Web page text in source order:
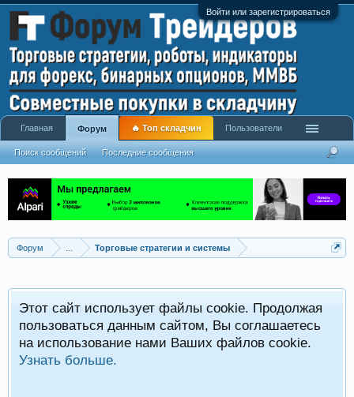
Войти или зарегистрироваться
Форум Торговые стратегии и системы
Этот сайт использует файлы cookie. Продолжая
пользоваться данным сайтом, Вы соглашаетесь
на использование нами Ваших файлов cookie.
Узнать больше.
Главная Форум
Поиск сообщений Последние сообщения
🔥 Топ складчин Пользователи